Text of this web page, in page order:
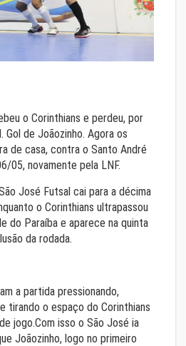
o Corinthians e perdeu, por
Gol de Joãozinho. Agora os
de casa, contra o Santo André
05, novamente pela LNF.
José Futsal cai para a décima
o Corinthians ultrapassou
do Paraíba e aparece na quinta
da rodada.
a partida pressionando,
tirando o espaço do Corinthians
jogo.Com isso o São José ia
Joãozinho, logo no primeiro